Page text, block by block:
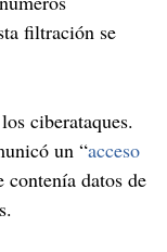
filtración se
ciberataques.
un “acceso
contenía datos de